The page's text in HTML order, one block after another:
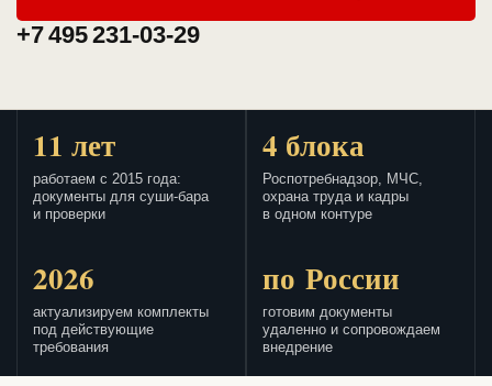
+7 495 231-03-29
11 лет
работаем с 2015 года:
документы для суши-бара
и проверки
4 блока
Роспотребнадзор, МЧС,
охрана труда и кадры
в одном контуре
2026
актуализируем комплекты
под действующие
требования
по России
готовим документы
удаленно и сопровождаем
внедрение